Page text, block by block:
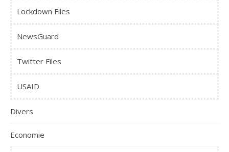
Lockdown Files
NewsGuard
Twitter Files
USAID
Divers
Economie